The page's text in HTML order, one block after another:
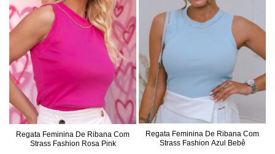
Regata Feminina De Ribana Com
Strass Fashion Rosa Pink
Regata Feminina De Ribana Com
Strass Fashion Azul Bebê